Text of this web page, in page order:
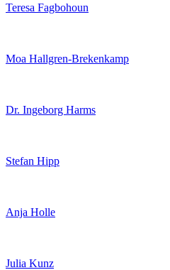
Teresa Fagbohoun
Moa Hallgren-Brekenkamp
Dr. Ingeborg Harms
Stefan Hipp
Anja Holle
Julia Kunz